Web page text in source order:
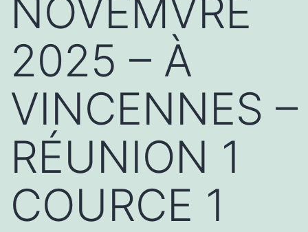
NOVEMVRE
2025 – À
VINCENNES –
RÉUNION 1
COURCE 1